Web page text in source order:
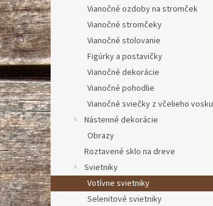
Vianočné ozdoby na stromček
Vianočné stromčeky
Vianočné stolovanie
Figúrky a postavičky
Vianočné dekorácie
Vianočné pohodlie
Vianočné sviečky z včelieho vosku
Nástenné dekorácie
Obrazy
Roztavené sklo na dreve
Svietniky
Votívne svietniky
Selenitové svietniky